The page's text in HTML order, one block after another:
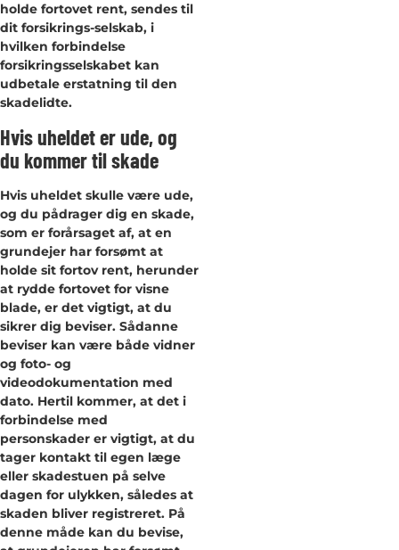
holde fortovet rent, sendes til
dit forsikrings-selskab, i
hvilken forbindelse
forsikringsselskabet kan
udbetale erstatning til den
skadelidte.
Hvis uheldet er ude, og
du kommer til skade
Hvis uheldet skulle være ude,
og du pådrager dig en skade,
som er forårsaget af, at en
grundejer har forsømt at
holde sit fortov rent, herunder
at rydde fortovet for visne
blade, er det vigtigt, at du
sikrer dig beviser. Sådanne
beviser kan være både vidner
og foto- og
videodokumentation med
dato. Hertil kommer, at det i
forbindelse med
personskader er vigtigt, at du
tager kontakt til egen læge
eller skadestuen på selve
dagen for ulykken, således at
skaden bliver registreret. På
denne måde kan du bevise,